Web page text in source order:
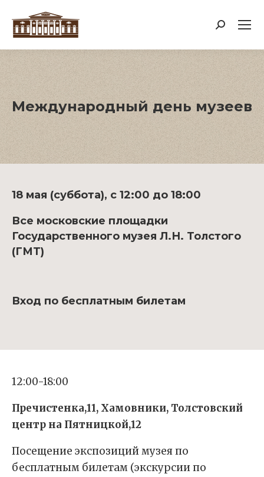
Поиск:
Международный день музеев
18 мая (суббота), с 12:00 до 18:00
Все московские площадки
Государственного музея Л.Н. Толстого
(ГМТ)
Вход по бесплатным билетам
12:00-18:00
Пречистенка,11, Хамовники, Толстовский
центр на Пятницкой,12
Посещение экспозиций музея по
бесплатным билетам (экскурсии по